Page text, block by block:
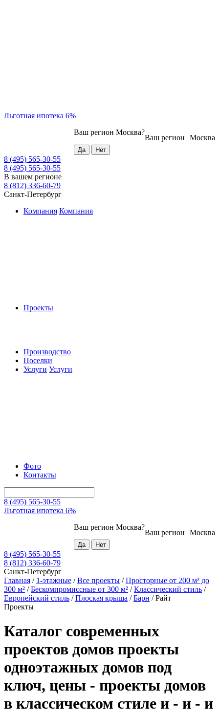
Льготная ипотека 6%
Москва
Ваш регион
Ваш регион Москва?
8 (495) 565-30-55
8 (495) 565-30-55
В вашем регионе
8 (812) 336-60-79
Санкт-Петербург
Компания Компания
Проекты
Производство
Поселки
Услуги Услуги
Фото
Контакты
8 (495) 565-30-55
Льготная ипотека 6%
Москва
Ваш регион
Ваш регион Москва?
8 (495) 565-30-55
8 (812) 336-60-79
Санкт-Петербург
Главная / 1-этажные /Все проекты /Просторные от 200 м² до
300 м² /Бескомпромиссные от 300 м² /Классический стиль /
Европейский стиль /Плоская крыша /Барн /Райт
Проекты
Каталог современных
проектов домов проекты
одноэтажных домов под
ключ, цены - проекты домов
в классическом стиле и - и - и